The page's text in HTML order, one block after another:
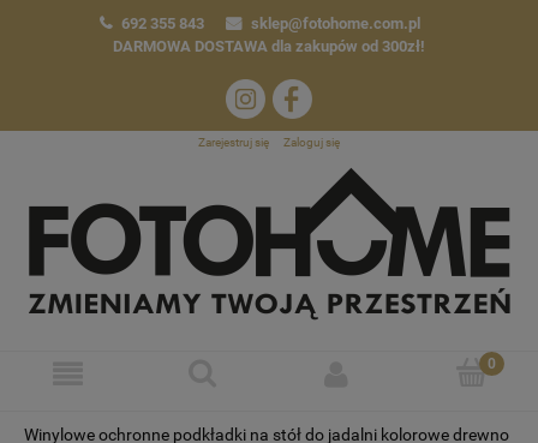
692 355 843
sklep@fotohome.com.pl
DARMOWA DOSTAWA dla zakupów od 300zł!
Zarejestruj się Zaloguj się
Winylowe ochronne podkładki na stół do jadalni kolorowe drewno